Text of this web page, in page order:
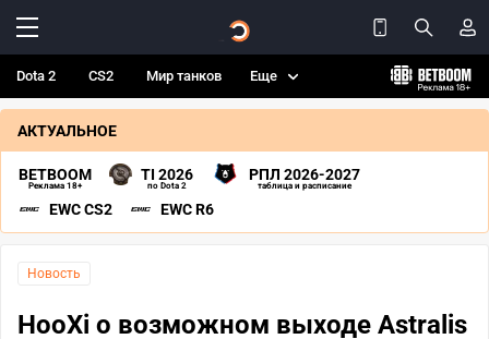
Dota 2 CS2 Мир танков Еще
АКТУАЛЬНОЕ
BETBOOM
Реклама 18+
TI 2026
по Dota 2
РПЛ 2026-2027
таблица и расписание
EWC CS2 EWC R6
Новость
HooXi о возможном выходе Astralis